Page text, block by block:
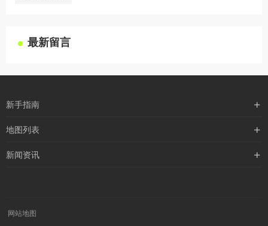
最新留言
新手指南
购买流程
地图列表
最新文章
新闻资讯
媒体新闻
网站地图